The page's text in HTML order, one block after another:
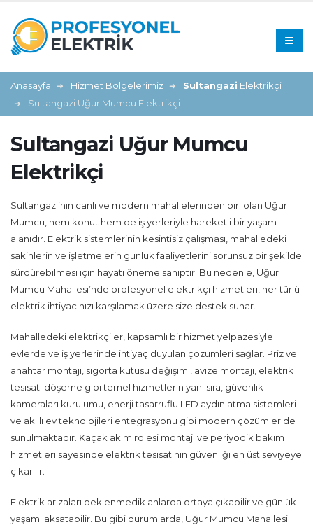
Anasayfa Hizmet Bölgelerimiz Sultangazi Elektrikçi
Sultangazi Uğur Mumcu Elektrikçi
Sultangazi Uğur Mumcu
Elektrikçi
Sultangazi’nin canlı ve modern mahallelerinden biri olan Uğur
Mumcu, hem konut hem de iş yerleriyle hareketli bir yaşam
alanıdır. Elektrik sistemlerinin kesintisiz çalışması, mahalledeki
sakinlerin ve işletmelerin günlük faaliyetlerini sorunsuz bir şekilde
sürdürebilmesi için hayati öneme sahiptir. Bu nedenle, Uğur
Mumcu Mahallesi’nde profesyonel elektrikçi hizmetleri, her türlü
elektrik ihtiyacınızı karşılamak üzere size destek sunar.
Mahalledeki elektrikçiler, kapsamlı bir hizmet yelpazesiyle
evlerde ve iş yerlerinde ihtiyaç duyulan çözümleri sağlar. Priz ve
anahtar montajı, sigorta kutusu değişimi, avize montajı, elektrik
tesisatı döşeme gibi temel hizmetlerin yanı sıra, güvenlik
kameraları kurulumu, enerji tasarruflu LED aydınlatma sistemleri
ve akıllı ev teknolojileri entegrasyonu gibi modern çözümler de
sunulmaktadır. Kaçak akım rölesi montajı ve periyodik bakım
hizmetleri sayesinde elektrik tesisatının güvenliği en üst seviyeye
çıkarılır.
Elektrik arızaları beklenmedik anlarda ortaya çıkabilir ve günlük
yaşamı aksatabilir. Bu gibi durumlarda, Uğur Mumcu Mahallesi